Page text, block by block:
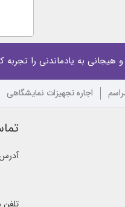
هیجانی به یادماندنی را تجربه
اجاره تجهیزات نمایشگاهی